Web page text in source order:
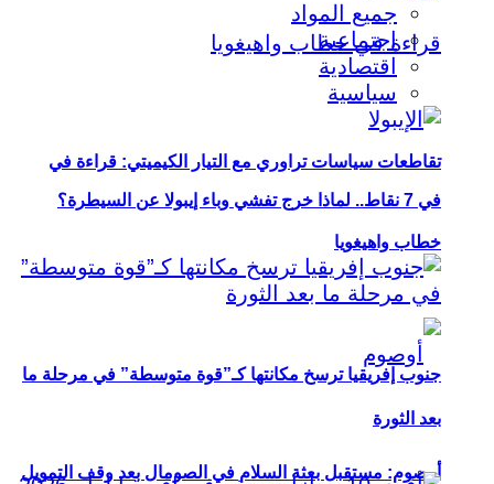
تقاطعات سياسات تراوري مع التيار الكيميتي: قراءة في
خطاب واهيغويا
أوصوم: مستقبل بعثة السلام في الصومال بعد وقف التمويل
جميع المواد
اجتماعية
اقتصادية
سياسية
في 7 نقاط.. لماذا خرج تفشي وباء إيبولا عن السيطرة؟
جنوب إفريقيا ترسخ مكانتها كـ”قوة متوسطة” في مرحلة ما
بعد الثورة